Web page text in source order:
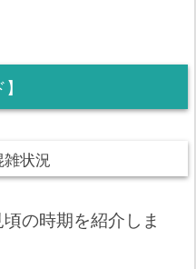
状況
の時期を紹介しま